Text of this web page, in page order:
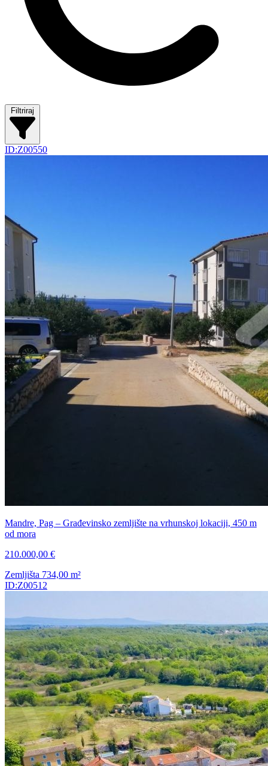
Filtriraj
ID:Z00550
Mandre, Pag – Građevinsko zemljište na vrhunskoj lokaciji, 450 m
od mora
210.000,00 €
Zemljišta 734,00 m²
ID:Z00512